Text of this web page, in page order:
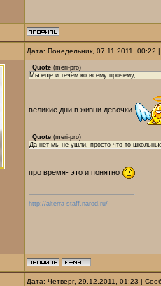
Дата: Понедельник, 07.11.2011,
Quote (meri-pro)
Мы еще и течём ко всему прочему,
великие дни в жизни девочки
Quote (meri-pro)
Да нет мы не ушли, просто что-то
про время- это и понятно
http://alterra-staff.narod.ru/
Дата: Четверг, 29.12.2011, 01:23 |